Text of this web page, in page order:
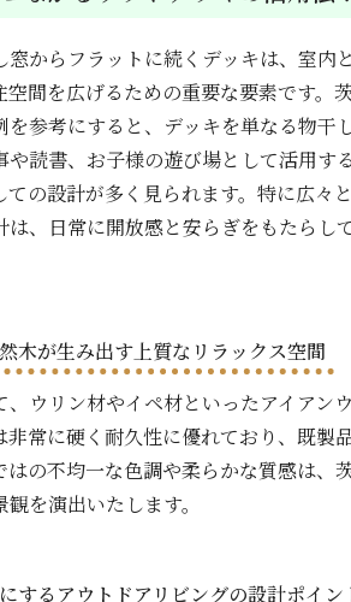
窓からフラットに続くデッキは、室内
空間を広げるための重要な要素です。
を参考にすると、デッキを単なる物干
や読書、お子様の遊び場として活用す
ての設計が多く見られます。特に広々
は、日常に開放感と安らぎをもたらし
木が生み出す上質なリラックス空間
、ウリン材やイペ材といったアイアン
非常に硬く耐久性に優れており、既製
はの不均一な色調や柔らかな質感は、
を演出いたします。
するアウトドアリビングの設計ポイン